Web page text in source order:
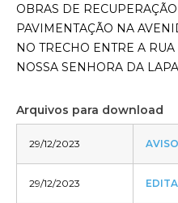
OBRAS DE
PAVIMENTAÇÃO NA
NO TRECHO ENTRE A
NOSSA SENHORA DA LAPA
Arquivos para download
29/12/2023
29/12/2023